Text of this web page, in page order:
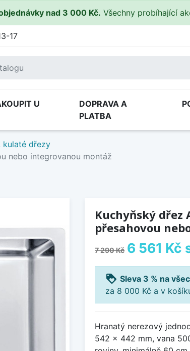
nad 3 000 Kč. Všechny probíhající
17
U
DOPRAVA A
PLATBA
kulaté dřezy
nebo integrovanou montáž
Kuchyňský dřez
přesahovou
7 290 Kč 6 561 Kč
loyalty Sleva 3 % na
za 8 000 Kč a v
Hranatý nerezový
542 x 442 mm, vana